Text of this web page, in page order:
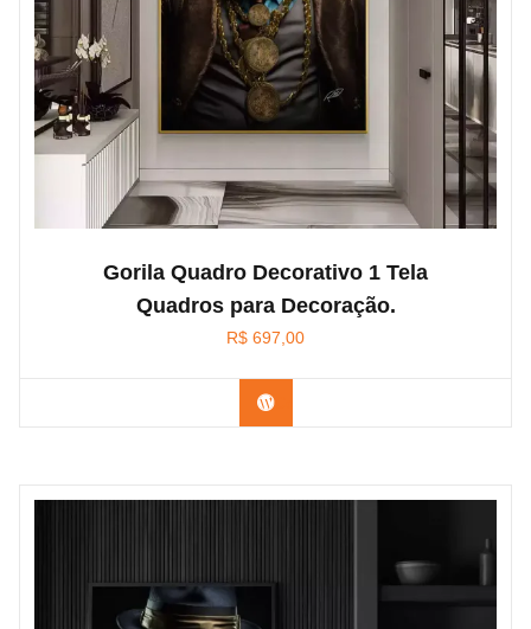
Gorila Quadro Decorativo 1 Tela
Quadros para Decoração.
R$ 697,00
Confira na Amazon